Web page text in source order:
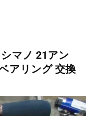
マノ 21アン
アリング 交換